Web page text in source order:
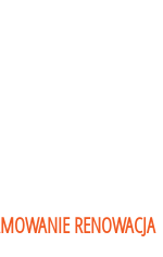
RENOWACJA